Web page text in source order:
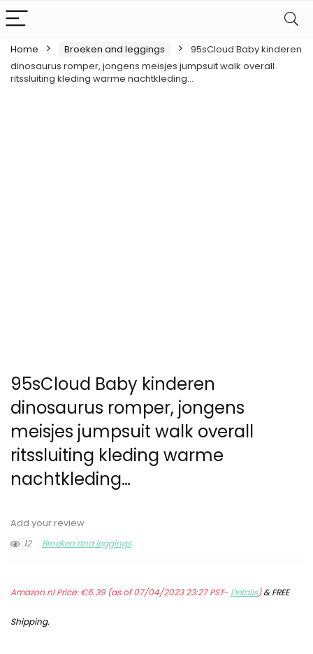
Home Broeken and leggings
95sCloud Baby kinderen
dinosaurus romper, jongens meisjes jumpsuit walk overall
ritssluiting kleding warme nachtkleding…
95sCloud Baby kinderen
dinosaurus romper, jongens
meisjes jumpsuit walk overall
ritssluiting kleding warme
nachtkleding…
Add your review
12
Broeken and leggings
Amazon.nl Price:€6.39(as of 07/04/2023 23:27 PST- Details)&FREE
Shipping.